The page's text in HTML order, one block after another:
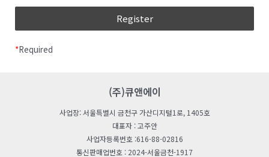
(7) ‘해지’라 함은 회사 또는 회원이 이용계약을 해약하는 것을
(2) 회사는 합리적인 사유가 발생할 경우 관련 법령에 위배되지
않는 범위 안에서 약관을 변경할 수 있으며, 변경된 약관은 본 조
제1항과 같이 회원에게 공지함으로써 효력을 발생합니다.
제 4 조 (약관 외 준칙)
이용, 제공, 공개, 파기(破棄), 그 밖에 이와 유사한
“개인정보처리자”란 업무를 목적으로 법
모든 공공기관, 법인ㆍ단체, 개인 등을 말한다.
보호법 시행령」(이하 “영“이라 한다) 제2조에 따른
“친목단체”란 학교, 지역, 기업, 인터넷 커뮤니티 등을
*Required
(주)큐앤에이
사업장: 서울특별시 금천구 가산디지털1로, 1405호
대표자 : 고주안
사업자등록번호 :616-88-02816
통신판매업번호 : 2024-서울금천-1917